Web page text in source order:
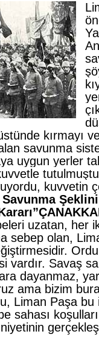
kırmayı
savunma
uygun yerler
kuvvetin
Savunma
uzatan, her
sebep olan,
vardır. Savaş
dayanmaz,
ama bizim
Liman Paşa bu
sahası